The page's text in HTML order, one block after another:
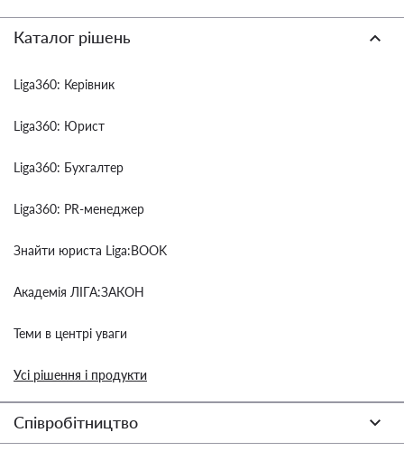
Каталог рішень
Liga360: Керівник
Liga360: Юрист
Liga360: Бухгалтер
Liga360: PR-менеджер
Знайти юриста Liga:BOOK
Академія ЛІГА:ЗАКОН
Теми в центрі уваги
Усі рішення і продукти
Співробітництво